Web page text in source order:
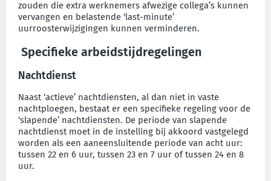
zouden die extra werknemers afwezige collega’s kunnen
vervangen en belastende ‘last-minute’
uurroosterwijzigingen kunnen verminderen.
Specifieke arbeidstijdregelingen
Nachtdienst
Naast ‘actieve’ nachtdiensten, al dan niet in vaste
nachtploegen, bestaat er een specifieke regeling voor de
‘slapende’ nachtdiensten. De periode van slapende
nachtdienst moet in de instelling bij akkoord vastgelegd
worden als een aaneensluitende periode van acht uur:
tussen 22 en 6 uur, tussen 23 en 7 uur of tussen 24 en 8
uur.